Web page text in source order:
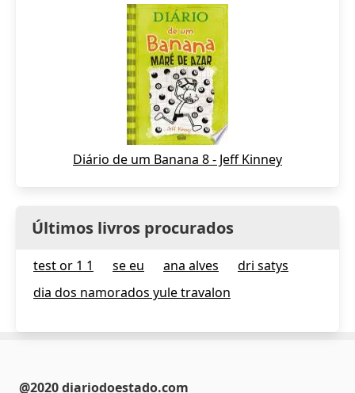
Diário de um Banana 8 - Jeff Kinney
Últimos livros procurados
test or 1 1 se eu ana alves
dri satys
dia dos namorados yule travalon
@2020 diariodoestado.com